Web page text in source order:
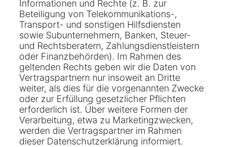
Informationen und Rechte (z. B. zur
Beteiligung von Telekommunikations-,
Transport- und sonstigen Hilfsdiensten
sowie Subunternehmern, Banken, Steuer-
und Rechtsberatern, Zahlungsdienstleistern
oder Finanzbehörden). Im Rahmen des
geltenden Rechts geben wir die Daten von
Vertragspartnern nur insoweit an Dritte
weiter, als dies für die vorgenannten Zwecke
oder zur Erfüllung gesetzlicher Pflichten
erforderlich ist. Über weitere Formen der
Verarbeitung, etwa zu Marketingzwecken,
werden die Vertragspartner im Rahmen
dieser Datenschutzerklärung informiert.